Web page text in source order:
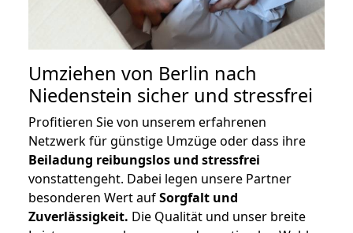
Umziehen von Berlin nach
Niedenstein sicher und stressfrei
Profitieren Sie von unserem erfahrenen
Netzwerk für günstige Umzüge oder dass ihre
Beiladung reibungslos und stressfrei
vonstattengeht. Dabei legen unsere Partner
besonderen Wert aufSorgfalt und
Zuverlässigkeit. Die Qualität und unser breite